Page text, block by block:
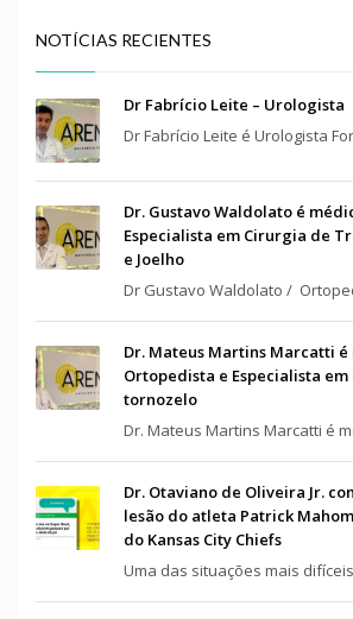
NOTÍCIAS RECIENTES
Dr Fabrício Leite – Urologista
Dr Fabrício Leite é Urologista
Dr. Gustavo Waldolato é
Especialista em Cirurgia de
e Joelho
Dr Gustavo Waldolato /
Dr. Mateus Martins Marcatti é
Ortopedista e Especialista
tornozelo
Dr. Mateus Martins Marcatti é
Dr. Otaviano de Oliveira Jr.
lesão do atleta Patrick
do Kansas City Chiefs
Uma das situações mais